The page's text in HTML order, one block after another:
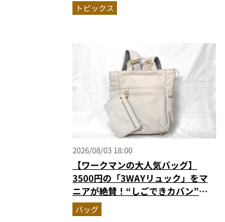
がジャッジ・MonoMax9月号の目
次を公開
トピックス
2026/08/03 18:00
【ワークマンの大人気バッグ】
3500円の「3WAYリュック」をマ
ニアが絶賛！“しごできカバン”が
撥水防汚で評判以上に優秀だった
バッグ